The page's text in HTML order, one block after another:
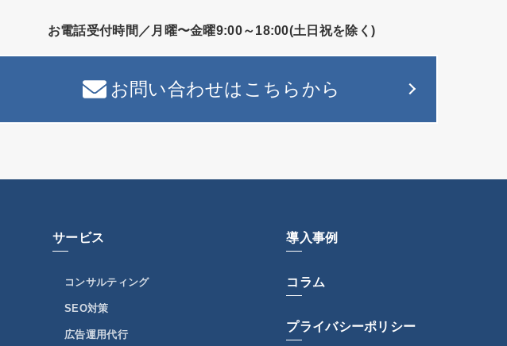
お電話受付時間／月曜〜金曜9:00～18:00(土日祝を除く)
お問い合わせはこちらから
サービス
コンサルティング
SEO対策
広告運用代行
導入事例
コラム
プライバシーポリシー